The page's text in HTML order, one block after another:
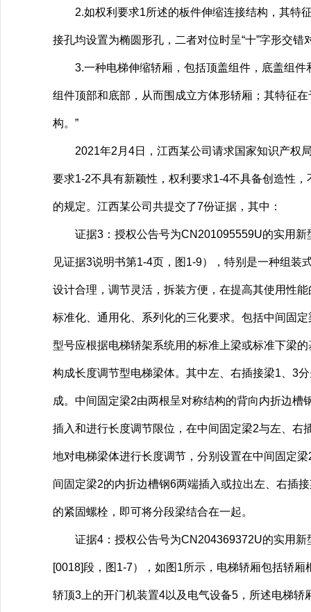
2.如权利要求1所述的板件伸缩连接结构，其特征
接孔均设置为椭圆形孔，二者对位时呈“十”字形交错
3.一种电梯伸缩轿厢，包括顶盖组件，底盖组件
组件顶部和底部，从而围成立方体形轿厢；其特征
构。”
2021年2月4日，江西某公司请求国家知识产权局
要求1-2不具有新颖性，权利要求1-4不具备创造性
的规定。江西某公司共提交了7份证据，其中：
证据3：授权公告号为CN201095559U的实用新
见证据3说明书第1-4页，图1-9），特别是一种组
设计合理，调节灵活，拆装方便，在提高其使用性
标准化、通用化、系列化的三化要求。包括中间固
型号应根据电梯轿架系统用的标准上梁或标准下梁
构成长度调节型电梯梁体。其中左、右插接梁1、3
成。中间固定梁2由两根呈对称结构的背向内折边
插入和进行长度调节限位，在中间固定梁2与左、
地对电梯梁体进行长度调节，分别设置在中间固定
间固定梁2的内折边槽钢6两端插入或拉出左、右插
的紧固螺栓，即可将分段梁结合在一起。
证据4：授权公告号为CN204369372U的实用新
[0018]段，图1-7），如图1所示，电梯轿厢包括轿
轿顶3上的开门机装置4以及电气设备5，所述电梯